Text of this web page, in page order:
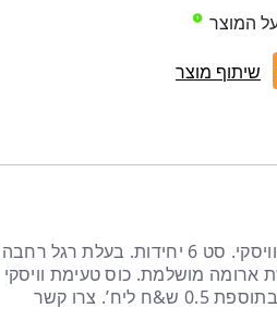
המוצר
שיתוף מוצר
כוס ייחודית ועשירה המומלצת על חובבי הוויסקי. סט 6 יחידות. בעלת רגל רחבה
מושלמת. כוס טעימת וויסקי
בצורת גלנקיירן – לא מקורית. ניתן למיתוג בתוספת 0.5 ש&ח ליח’. צרו קשר